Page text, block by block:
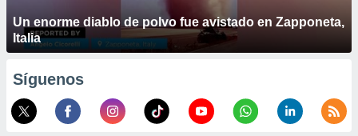
Un enorme diablo de polvo fue avistado en Zapponeta,
Italia
Síguenos